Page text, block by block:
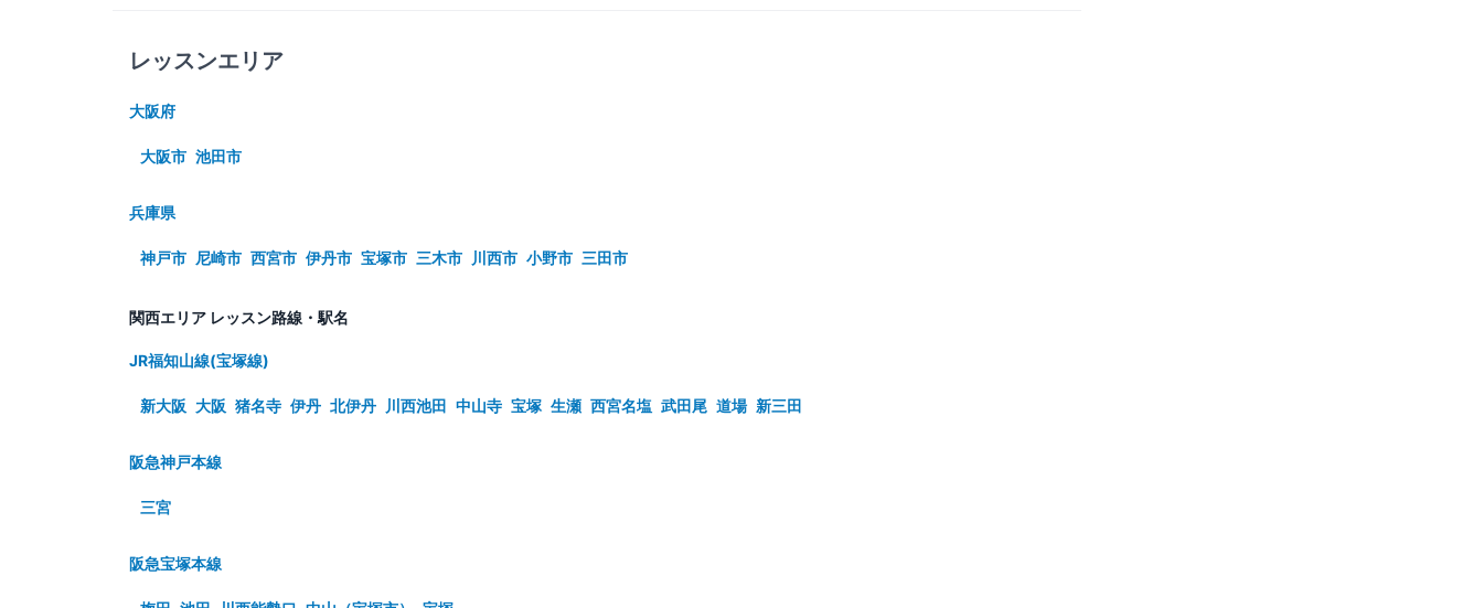
レッスンエリア
大阪府
大阪市 池田市
兵庫県
神戸市 尼崎市 西宮市 伊丹市 宝塚市 三木市 川西市 小野市 三田市
関西エリア レッスン路線・駅名
JR福知山線(宝塚線)
新大阪 大阪 猪名寺 伊丹 北伊丹 川西池田 中山寺 宝塚 生瀬 西宮名塩 武田尾 道場 新三田
阪急神戸本線
三宮
阪急宝塚本線